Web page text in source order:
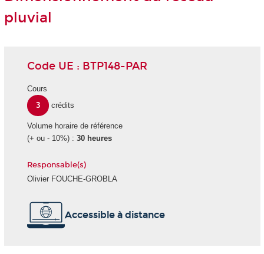
pluvial
Code UE : BTP148-PAR
Cours
3
crédits
Volume horaire de référence
(+ ou - 10%) : 30 heures
Responsable(s)
Olivier FOUCHE-GROBLA
Accessible à distance